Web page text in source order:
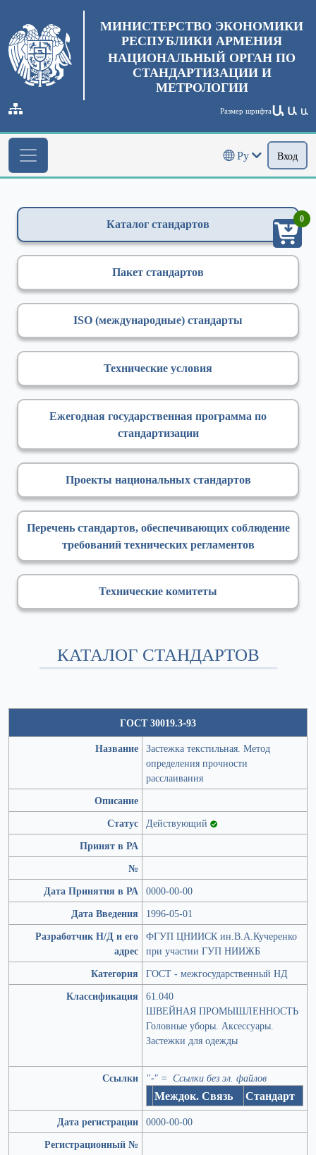
МИНИСТЕРСТВО ЭКОНОМИКИ
РЕСПУБЛИКИ АРМЕНИЯ
НАЦИОНАЛЬНЫЙ ОРГАН ПО
СТАНДАРТИЗАЦИИ И
МЕТРОЛОГИИ
Размер шрифтаԱ Ա Ա
Ру Вход
Каталог стандартов
Пакет стандартов
ISO (международные) стандарты
Технические условия
Ежегодная государственная программа по
стандартизации
Проекты национальных стандартов
Перечень стандартов, обеспечивающих соблюдение
требований технических регламентов
Технические комитеты
КАТАЛОГ СТАНДАРТОВ
ГОСТ 30019.3-93
Название Застежка текстильная. Метод
определения прочности
расслаивания
Описание
Статус Действующий
Принят в РА
№
Дата Принятия в РА 0000-00-00
Дата Введения
1996-05-01
Разработчик Н/Д и его
адрес
ФГУП ЦНИИСК ин.В.А.Кучеренко
при участии ГУП НИИЖБ
Категория
ГОСТ - межгосударственный НД
Классификация
61.040
ШВЕЙНАЯ ПРОМЫШЛЕННОСТЬ
Головные уборы. Аксессуары.
Застежки для одежды
Ссылки "-" = Ссылки без эл. файлов
Междок. Связь Стандарт
Дата регистрации 0000-00-00
Регистрационный №
0